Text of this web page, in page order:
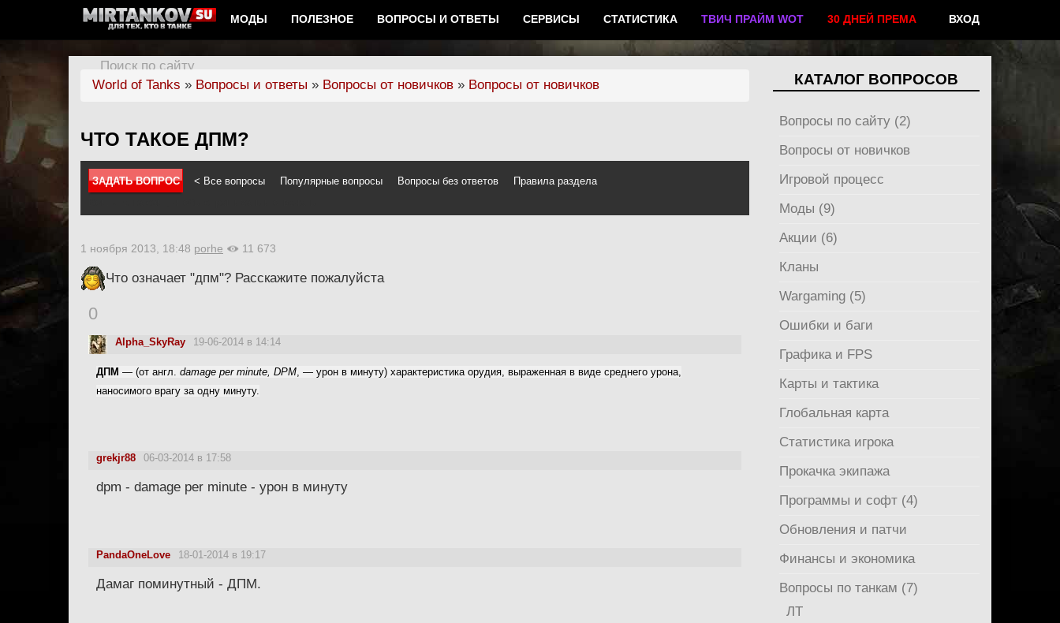
МОДЫ ПОЛЕЗНОЕ ВОПРОСЫ И ОТВЕТЫ СЕРВИСЫ СТАТИСТИКА ТВИЧ ПРАЙМ WOT 30 ДНЕЙ ПРЕМА ВХОД
Поиск по сайту
World of Tanks » Вопросы и ответы » Вопросы от новичков » Вопросы от новичков
ЧТО ТАКОЕ ДПМ?
ЗАДАТЬ ВОПРОС < Все вопросы Популярные вопросы Вопросы без ответов
Правила раздела
1 ноября 2013, 18:48 porhe 11 673
Что означает "дпм"? Расскажите пожалуйста
0
Alpha_SkyRay 19-06-2014 в 14:14
ДПМ — (от англ. damage per minute, DPM , — урон в минуту) характеристика орудия, выраженная в виде среднего урона,
наносимого врагу за одну минуту.
grekjr88 06-03-2014 в 17:58
dpm - damage per minute - урон в минуту
PandaOneLove 18-01-2014 в 19:17
Дамаг поминутный - ДПМ.
КАТАЛОГ ВОПРОСОВ
Вопросы по сайту (2)
Вопросы от новичков
Игровой процесс
Моды (9)
Акции (6)
Кланы
Wargaming (5)
Ошибки и баги
Графика и FPS
Карты и тактика
Глобальная карта
Статистика игрока
Прокачка экипажа
Программы и софт (4)
Обновления и патчи
Финансы и экономика
Вопросы по танкам (7)
ЛТ